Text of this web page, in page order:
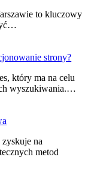
to kluczowy
strony?
który ma na celu
wyszukiwania.…
na
metod